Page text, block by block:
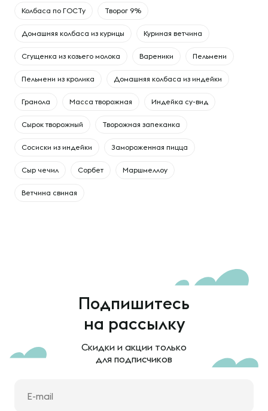
Колбаса по ГОСТу Творог 9%
Домашняя колбаса из курицы Куриная ветчина
Сгущенка из козьего молока Вареники Пельмени
Пельмени из кролика Домашняя колбаса из индейки
Гранола Масса творожная Индейка су-вид
Сырок творожный Творожная запеканка
Сосиски из индейки Замороженная пицца
Сыр чечил Сорбет Маршмеллоу
Ветчина свиная
Подпишитесь
на рассылку
Скидки и акции только
для подписчиков